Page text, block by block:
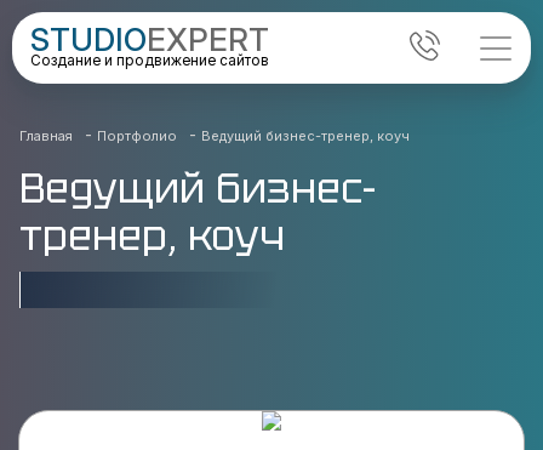
STUDIOEXPERT
Создание и продвижение сайтов
Главная - Портфолио - Ведущий бизнес-тренер, коуч
Ведущий бизнес-
тренер, коуч